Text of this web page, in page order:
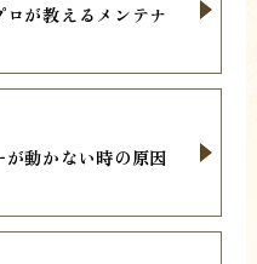
が教えるメンテナ
動かない時の原因